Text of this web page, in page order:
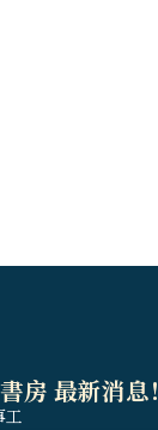
房 最新消息！
工